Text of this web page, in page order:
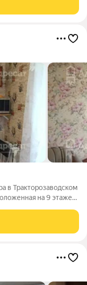
в Тракторозаводском
на 9 этаже